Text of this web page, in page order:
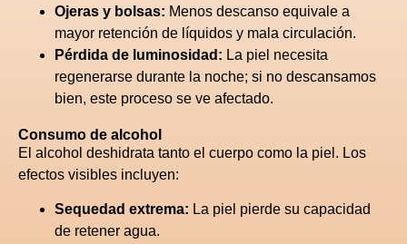
Ojeras y bolsas: Menos descanso equivale a
mayor retención de líquidos y mala circulación.
Pérdida de luminosidad: La piel necesita
regenerarse durante la noche; si no descansamos
bien, este proceso se ve afectado.
Consumo de alcohol
El alcohol deshidrata tanto el cuerpo como la piel. Los
efectos visibles incluyen:
Sequedad extrema: La piel pierde su capacidad
de retener agua.